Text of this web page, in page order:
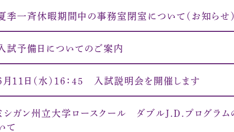
季一斉休暇期間中の事務室閉室について（お知らせ）
試予備日についてのご案内
月11日（水）16：45 入試説明会を開催します
シガン州立大学ロースクール ダブルＪ.Ｄ.プログラム
て